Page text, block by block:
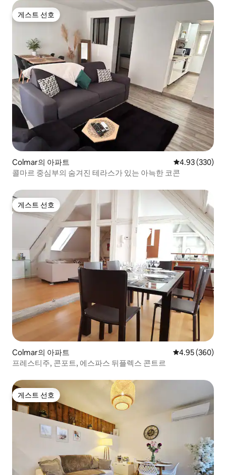
게스트 선호
게스트 선호
Colmar의 아파트 평점 4.93점(5
4.93 (330)
콜마르 중심부의 숨겨진 테라스가 있는 아늑한 코콘
게스트 선호
게스트 선호
Colmar의 아파트 평점 4.95점(5
4.95 (360)
프레스티주, 콘포트, 에스파스 뒤플렉스 콘트르
게스트 선호
게스트 선호